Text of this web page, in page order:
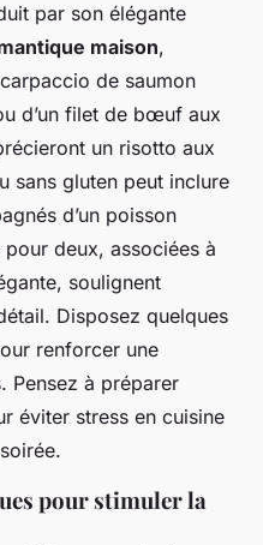
par son élégante
maison,
de saumon
d’un filet de bœuf aux
un risotto aux
sans gluten peut inclure
d’un poisson
deux, associées à
soulignent
Disposez quelques
renforcer une
Pensez à préparer
éviter stress en cuisine
pour stimuler la